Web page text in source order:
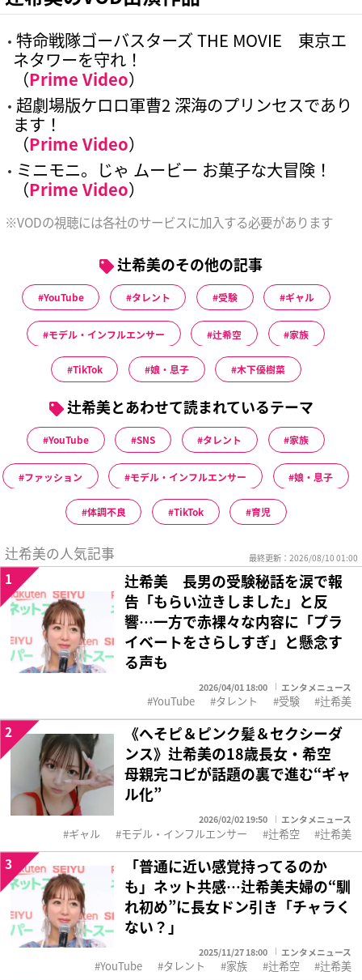
特命戦隊ゴーバスターズ THE MOVIE 東京エ
ネタワーを守れ！
（Prime Video）
超劇場版ケロロ軍曹2 深海のプリンセスであり
ます！
（Prime Video）
ミニモニ。じゃ ムービー お菓子な大冒険！
（Prime Video）
※VODの視聴には各社のサービスに加入する必要があります
辻希美のその他の記事
YouTube タレント 受験 ギャル
モデル・インフルエンサー 辻希空 家族
TikTok 娘・息子 木下優樹菜
辻希美とあわせて読まれているテーマ
YouTube SNS タレント 家族
ファッション モデル・インフルエンサー 娘・息子
体調不良 TikTok 育児
辻希美の人気記事 最終更新：2026/08/10 01:00
辻希美 長男の受験秘話を涙で報
告「もらい泣きしました」と反
響…一方で赤裸々な内容に「プラ
イベートをさらしすぎ」と懸念す
る声も
2026/04/01 18:00 エンタメニュース
1
YouTube タレント 受験 辻希美
《へそピ＆ピンク髪＆セクシーダ
ンス》辻希美の18歳長女・希空
母親完コピが話題の裏で進む“ギャ
ル化”
2026/02/02 19:50 エンタメニュース
2
ギャル モデル・インフルエンサー 辻希空 辻希美
「普通に近い感覚持ってるのか
も」ネット共感…辻希美夫婦の“馴
れ初め”に長女ドン引き「チャラく
ない？」
2025/11/27 18:00 エンタメニュース
3
YouTube タレント 家族 辻希空 辻希美